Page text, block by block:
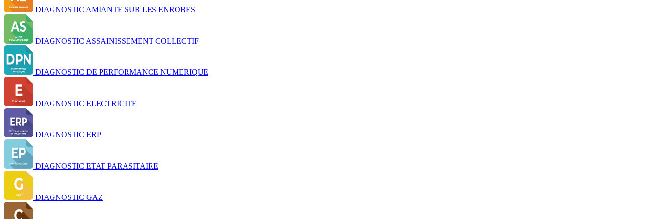
DIAGNOSTIC AMIANTE SUR LES ENROBES
DIAGNOSTIC ASSAINISSEMENT COLLECTIF
DIAGNOSTIC DE PERFORMANCE NUMERIQUE
DIAGNOSTIC ELECTRICITE
DIAGNOSTIC ERP
DIAGNOSTIC ETAT PARASITAIRE
DIAGNOSTIC GAZ